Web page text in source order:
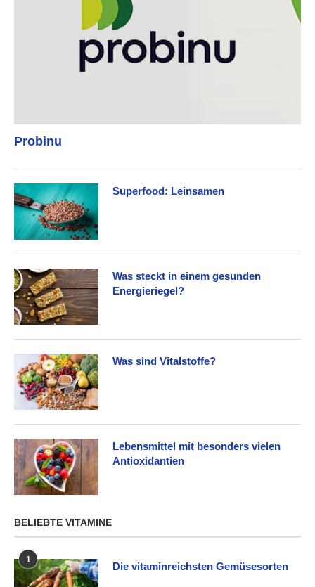
Probinu
Superfood: Leinsamen
Was steckt in einem gesunden
Energieriegel?
Was sind Vitalstoffe?
Lebensmittel mit besonders vielen
Antioxidantien
BELIEBTE VITAMINE
1
Die vitaminreichsten Gemüsesorten